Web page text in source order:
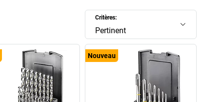
Critères:
Pertinent
Nouveau